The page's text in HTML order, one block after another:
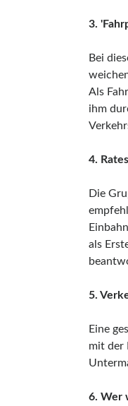
3.
Bei
Als
ihm
4.
Die
als
5.
Eine
mit der
6. Wer